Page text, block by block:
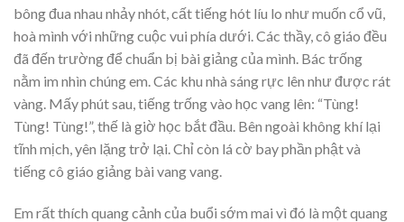
bông đua nhau nhảy nhót, cất tiếng hót líu lo như muốn cổ vũ,
hoà mình với những cuộc vui phía dưới. Các thầy, cô giáo đều
đã đến trường để chuẩn bị bài giảng của mình. Bác trống
nằm im nhìn chúng em. Các khu nhà sáng rực lên như được rát
vàng. Mấy phút sau, tiếng trống vào học vang lên: “Tùng!
Tùng! Tùng!”, thế là giờ học bắt đầu. Bên ngoài không khí lại
tĩnh mịch, yên lặng trở lại. Chỉ còn lá cờ bay phần phật và
tiếng cô giáo giảng bài vang vang.
Em rất thích quang cảnh của buổi sớm mai vì đó là một quang